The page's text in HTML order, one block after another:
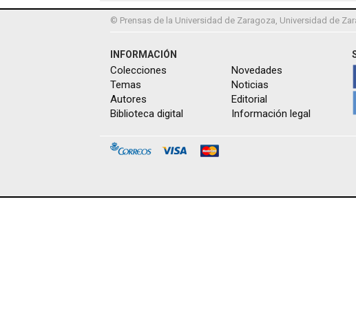
© Prensas de la Universidad de Zaragoza, Universidad de
INFORMACIÓN
Colecciones
Temas
Autores
Biblioteca digital
Novedades
Noticias
Editorial
Información legal